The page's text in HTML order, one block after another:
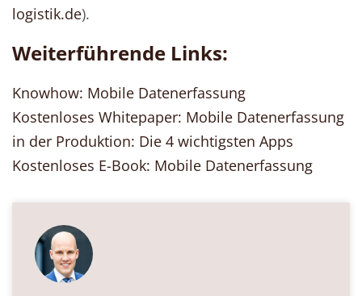
logistik.de).
Weiterführende Links:
Knowhow: Mobile Datenerfassung
Kostenloses Whitepaper: Mobile Datenerfassung
in der Produktion: Die 4 wichtigsten Apps
Kostenloses E-Book: Mobile Datenerfassung